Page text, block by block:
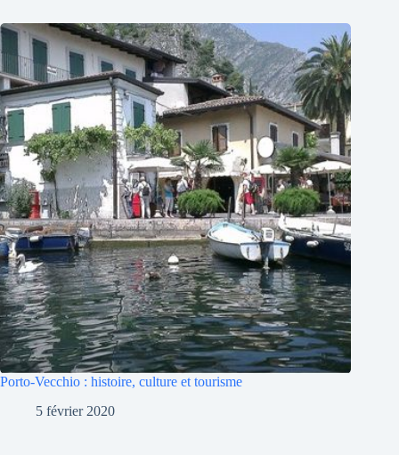
Porto-Vecchio : histoire, culture et tourisme
5 février 2020